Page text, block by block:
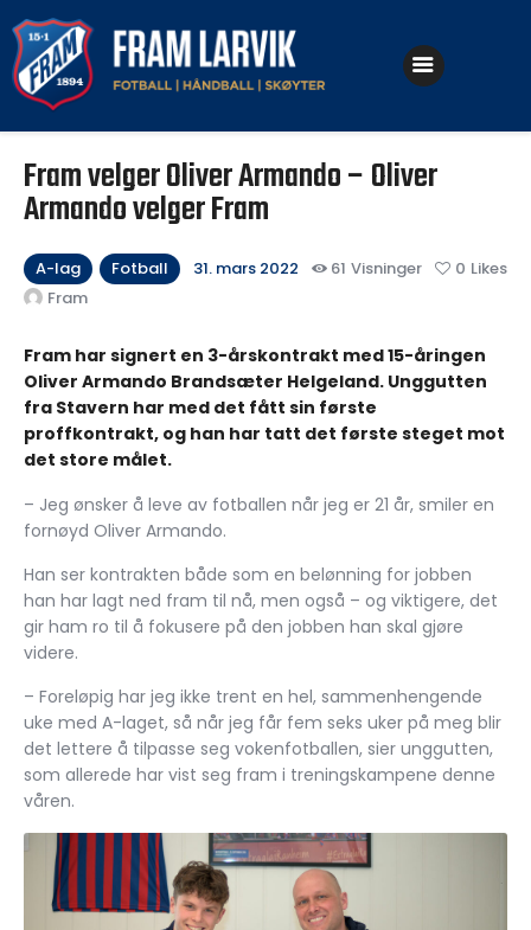
Håndball
Fram velger Oliver Armando – Oliver
Armando velger Fram
A-lag Fotball 31. mars 2022 61 Visninger 0 Likes
Fram
Fram har signert en 3-årskontrakt med 15-åringen
Oliver Armando Brandsæter Helgeland. Unggutten
fra Stavern har med det fått sin første
proffkontrakt, og han har tatt det første steget mot
det store målet.
– Jeg ønsker å leve av fotballen når jeg er 21 år, smiler en
fornøyd Oliver Armando.
Han ser kontrakten både som en belønning for jobben
han har lagt ned fram til nå, men også – og viktigere, det
gir ham ro til å fokusere på den jobben han skal gjøre
videre.
– Foreløpig har jeg ikke trent en hel, sammenhengende
uke med A-laget, så når jeg får fem seks uker på meg blir
det lettere å tilpasse seg vokenfotballen, sier unggutten,
som allerede har vist seg fram i treningskampene denne
våren.